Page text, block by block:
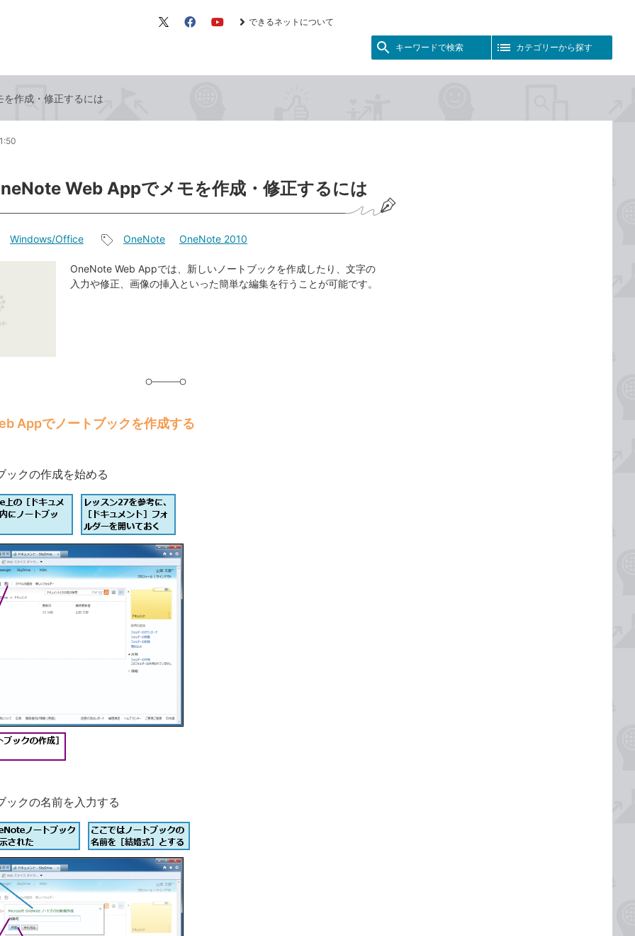
X（旧 FacebookYouTube
できるネットについて
キーワードで検索 カテゴリーから探す
作成・修正するには
Web Appでメモを作成・修正するには
Windows/Office
事
タ
OneNote OneNote 2010
OneNote Web Appでは、新しいノートブックを作成したり、文字の
入力や修正、画像の挿入といった簡単な編集を行うことが可能です。
Appでノートブックを作成する
ックの作成を始める
ックの名前を入力する